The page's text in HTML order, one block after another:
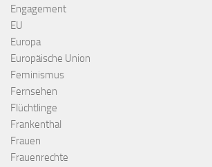
Engagement
EU
Europa
Europäische Union
Feminismus
Fernsehen
Flüchtlinge
Frankenthal
Frauen
Frauenrechte